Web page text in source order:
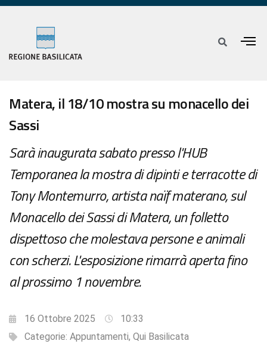
Matera, il 18/10 mostra su monacello dei
Sassi
Sarà inaugurata sabato presso l'HUB
Temporanea la mostra di dipinti e terracotte di
Tony Montemurro, artista naïf materano, sul
Monacello dei Sassi di Matera, un folletto
dispettoso che molestava persone e animali
con scherzi. L'esposizione rimarrà aperta fino
al prossimo 1 novembre.
16 Ottobre 2025
10:33
Categorie: Appuntamenti, Qui Basilicata